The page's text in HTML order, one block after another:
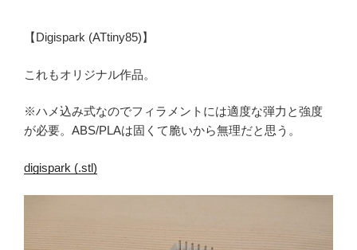
【Digispark (ATtiny85)】
これもオリジナル作品。
※ハメ込み式なのでフィラメントには適度な弾力と強度
が必要。ABS/PLAは固くて脆いから無理だと思う。
digispark (.stl)